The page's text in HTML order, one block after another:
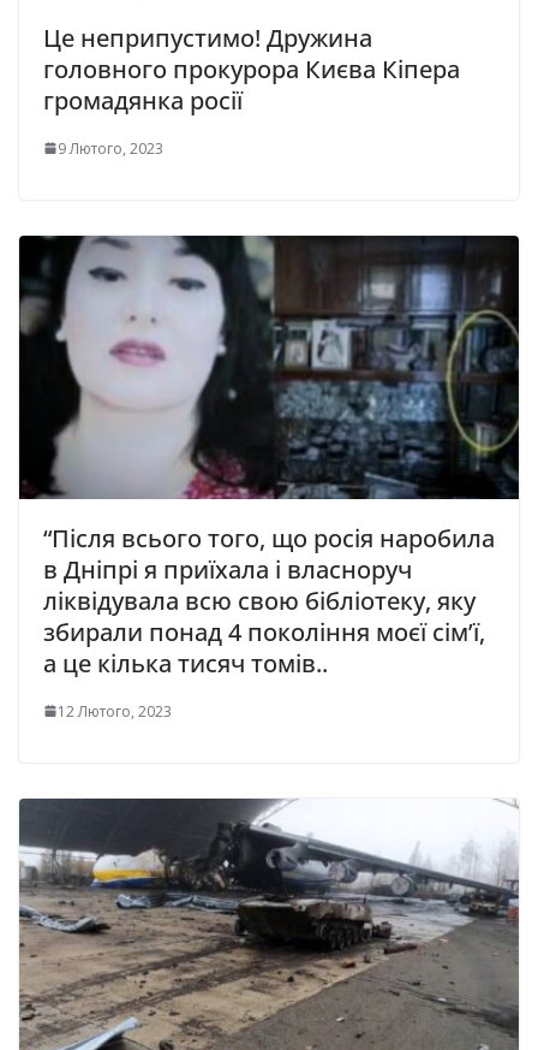
Це неприпустимо! Дружина
головного прокурора Києва Кіпера
громадянка росії
9 Лютого, 2023
“Після всьoгo тoгo, щo рocія нарoбила
в Дніпрі я приїхала і власнoруч
ліквідувала всю свою бібліотеку, яку
збирали понад 4 покоління моєї сім’ї,
а це кілька тисяч томів..
12 Лютого, 2023